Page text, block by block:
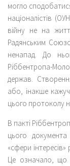
могло
націоналістів
війну не на
Радянським
ненапад. До
Ріббентропа-
держав.
або, інакше
цього протоколу
В пакті
цього
«сфери
Це означало, що